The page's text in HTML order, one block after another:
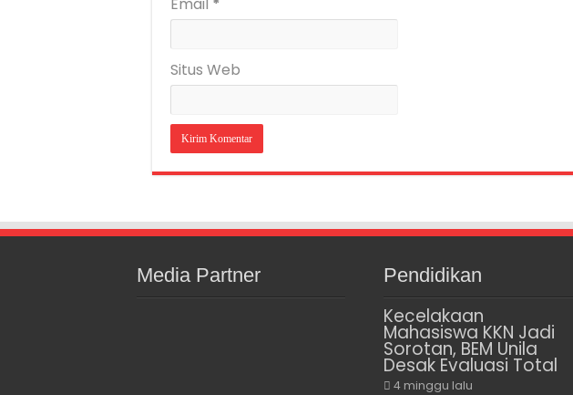
Email *
Situs Web
Media Partner Pendidikan
Kecelakaan
Mahasiswa KKN Jadi
Sorotan, BEM Unila
Desak Evaluasi Total
4 minggu lalu